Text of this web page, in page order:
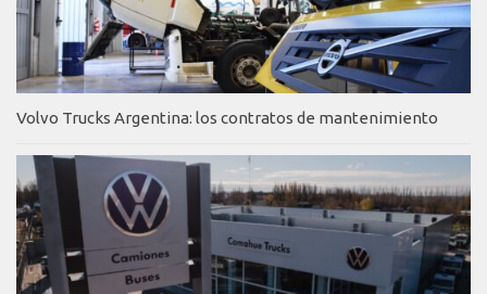
Volvo Trucks Argentina: los contratos de mantenimiento